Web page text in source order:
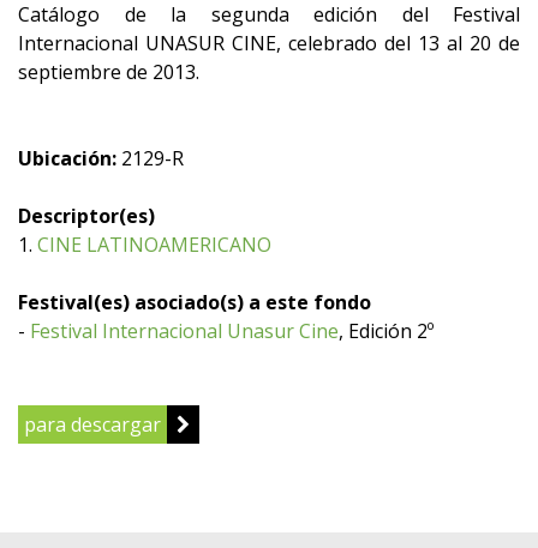
Catálogo de la segunda edición del Festival
Internacional UNASUR CINE, celebrado del 13 al 20 de
septiembre de 2013.
Ubicación: 2129-R
Descriptor(es)
1. CINE LATINOAMERICANO
Festival(es) asociado(s) a este fondo
- Festival Internacional Unasur Cine, Edición 2º
para descargar